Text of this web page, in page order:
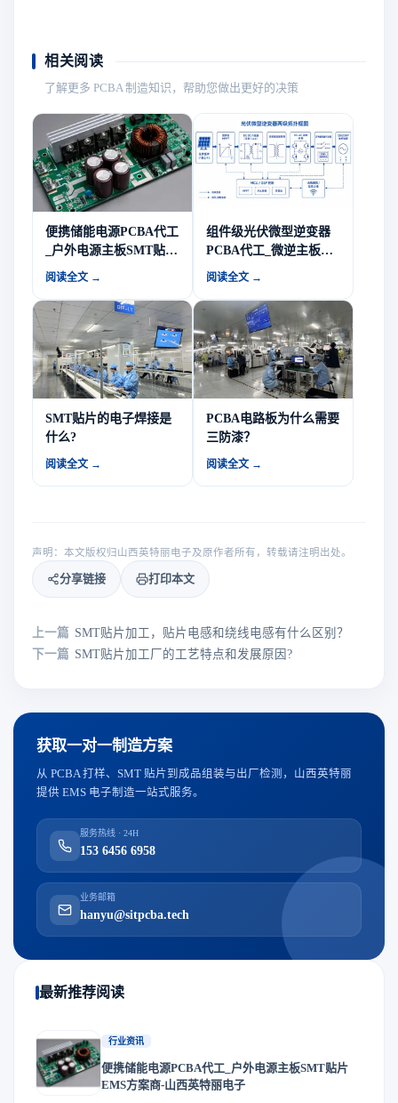
相关阅读
了解更多 PCBA 制造知识，帮助您做出更好的决策
便携储能电源PCBA代工
_户外电源主板SMT贴片
EMS方案商-山西英特丽
阅读全文 →
组件级光伏微型逆变器
PCBA代工_微逆主板
SMT贴片EMS方案商-山
阅读全文 →
SMT贴片的电子焊接是
什么?
阅读全文 →
PCBA电路板为什么需要
三防漆？
阅读全文 →
声明：本文版权归山西英特丽电子及原作者所有，转载请注明出处。
分享链接 打印本文
上一篇 SMT贴片加工，贴片电感和绕线电感有什么区别？
下一篇 SMT贴片加工厂的工艺特点和发展原因?
获取一对一制造方案
从 PCBA 打样、SMT 贴片到成品组装与出厂检测，山西英特丽
提供 EMS 电子制造一站式服务。
服务热线 · 24H
153 6456 6958
业务邮箱
hanyu@sitpcba.tech
最新推荐阅读
行业资讯
便携储能电源PCBA代工_户外电源主板SMT贴片
EMS方案商-山西英特丽电子